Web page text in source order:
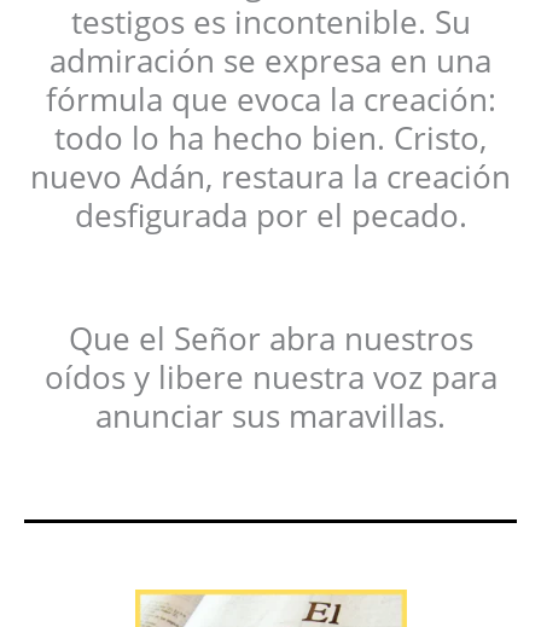
testigos es incontenible. Su
admiración se expresa en una
fórmula que evoca la creación:
todo lo ha hecho bien. Cristo,
nuevo Adán, restaura la creación
desfigurada por el pecado.
Que el Señor abra nuestros
oídos y libere nuestra voz para
anunciar sus maravillas.